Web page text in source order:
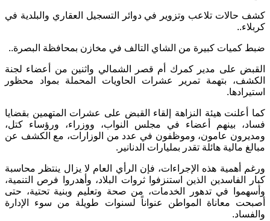
كشف حالات تلاعب وتزوير في دوائر التسجيل العقاري والبلدية في
كربلاء..
ضبط كميات كبيرة من الشاي التالف في مخازن بمحافظة البصرة..
القبض على مدير كمرك أم قصر الشمالي واثنين من أعضاء لجنة
الكشف، بتهمة تمرير عشرات الحاويات المحملة بمواد محظور
استيرادها.
كما أعلنت هيئة النزاهة إلقاء القبض على عشرات المتهمين بقضايا
فساد، بينهم أعضاء في مجلس النواب، ووزراء، ورؤساء كتل،
ومديرون عامون، وموظفون في عدد من الوزارات، مع الكشف عن
مبالغ مالية هائلة تقدر بمليارات الدنانير.
ورغم أهمية هذه الإجراءات، فإن الرأي العام لا يزال ينتظر محاسبة
كبار الفاسدين الذين استنزفوا ثروات البلاد، وأهدروا فرص التنمية،
وأسهموا في تدهور الخدمات، من صحة وتعليم وبنية تحتية، حتى
أصبحت معاناة المواطن عنواناً لسنوات طويلة من سوء الإدارة
والفساد.